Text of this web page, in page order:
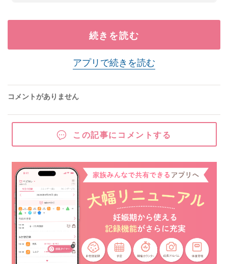
続きを読む
アプリで続きを読む
コメントがありません
この記事にコメントする